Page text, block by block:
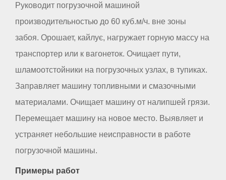
Руководит погрузочной машиной
производительностью до 60 куб.м/ч. вне зоны
забоя. Орошает, кайлує, нагружает горную массу на
транспортер или к вагонеток. Очищает пути,
шламоотстойники на погрузочных узлах, в тупиках.
Заправляет машину топливными и смазочными
материалами. Очищает машину от налипшей грязи.
Перемещает машину на новое место. Выявляет и
устраняет небольшие неисправности в работе
погрузочной машины.
Примеры работ